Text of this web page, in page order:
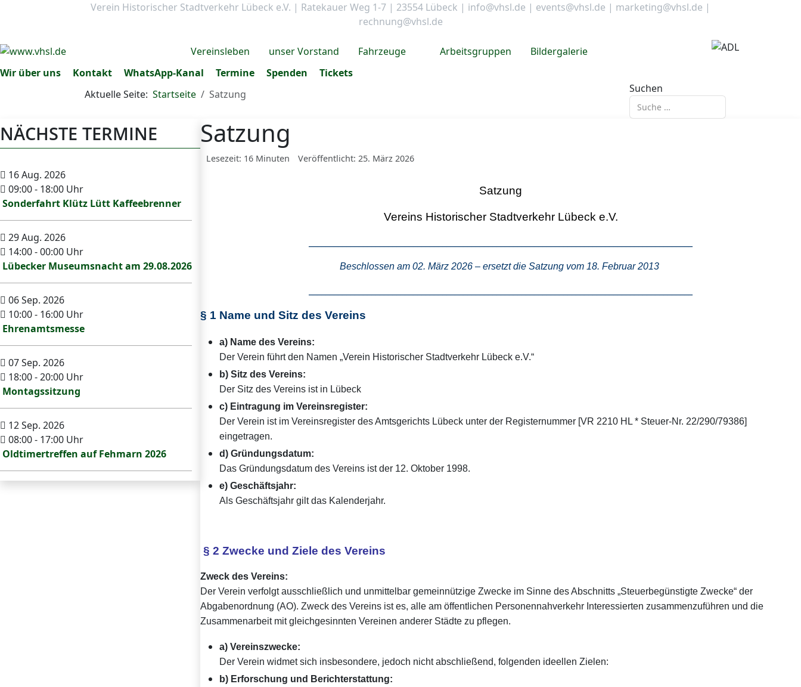
Verein Historischer Stadtverkehr Lübeck e.V. | Ratekauer Weg 1-7 | 23554 Lübeck | info@vhsl.de | events@vhsl.de | marketing@vhsl.de |
rechnung@vhsl.de
Vereinsleben unser Vorstand Fahrzeuge Arbeitsgruppen
Bildergalerie
Wir über uns
Kontakt WhatsApp-Kanal Termine Spenden
Tickets
Aktuelle Seite: Startseite Satzung Suchen
NÄCHSTE TERMINE
16 Aug. 2026
09:00- 18:00 Uhr
Sonderfahrt Klütz Lütt Kaffeebrenner
29 Aug. 2026
14:00-00:00 Uhr
Lübecker Museumsnacht am 29.08.2026
06 Sep. 2026
10:00- 16:00 Uhr
Ehrenamtsmesse
07 Sep. 2026
18:00-20:00 Uhr
Montagssitzung
12 Sep. 2026
08:00- 17:00 Uhr
Oldtimertreffen auf Fehmarn 2026
Satzung
Lesezeit: 16 Minuten Veröffentlicht: 25. März 2026
Satzung
Vereins Historischer Stadtverkehr Lübeck e.V.
Beschlossen am 02. März 2026 – ersetzt die Satzung vom 18. Februar 2013
§ 1 Name und Sitz des Vereins
a) Name des Vereins:
Der Verein führt den Namen „Verein Historischer Stadtverkehr Lübeck e.V.“
b) Sitz des Vereins:
Der Sitz des Vereins ist in Lübeck
c) Eintragung im Vereinsregister:
Der Verein ist im Vereinsregister des Amtsgerichts Lübeck unter der Registernummer [VR 2210 HL * Steuer-Nr. 22/290/79386]
eingetragen.
d) Gründungsdatum:
Das Gründungsdatum des Vereins ist der 12. Oktober 1998.
e) Geschäftsjahr:
Als Geschäftsjahr gilt das Kalenderjahr.
§ 2 Zwecke und Ziele des Vereins
Zweck des Vereins:
Der Verein verfolgt ausschließlich und unmittelbar gemeinnützige Zwecke im Sinne des Abschnitts „Steuerbegünstigte Zwecke“ der
Abgabenordnung (AO). Zweck des Vereins ist es, alle am öffentlichen Personennahverkehr Interessierten zusammenzuführen und die
Zusammenarbeit mit gleichgesinnten Vereinen anderer Städte zu pflegen.
a) Vereinszwecke:
Der Verein widmet sich insbesondere, jedoch nicht abschließend, folgenden ideellen Zielen:
b) Erforschung und Berichterstattung: